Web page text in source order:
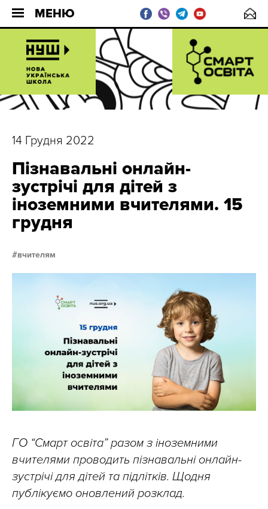
МЕНЮ
14 Грудня 2022
Пізнавальні онлайн-
зустрічі для дітей з
іноземними вчителями. 15
грудня
вчителям
ГО “Смарт освіта” разом з іноземними
вчителями проводить пізнавальні онлайн-
зустрічі для дітей та підлітків. Щодня
публікуємо оновлений розклад.